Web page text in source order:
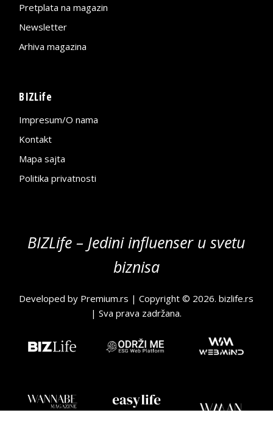
Pretplata na magazin
Newsletter
Arhiva magazina
BIZLife
Impresum/O nama
Kontakt
Mapa sajta
Politika privatnosti
BIZLife – Jedini influenser u svetu
biznisa
Developed by Premium.rs | Copyright © 2026.bizlife.rs
| Sva prava zadržana.